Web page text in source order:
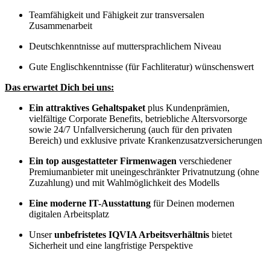
Teamfähigkeit und Fähigkeit zur transversalen
Zusammenarbeit
Deutschkenntnisse auf muttersprachlichem Niveau
Gute Englischkenntnisse (für Fachliteratur) wünschenswert
Das erwartet Dich bei uns:
Ein attraktives Gehaltspaket plus Kundenprämien,
vielfältige Corporate Benefits, betriebliche Altersvorsorge
sowie 24/7 Unfallversicherung (auch für den privaten
Bereich) und exklusive private Krankenzusatzversicherungen
Ein top ausgestatteter Firmenwagen verschiedener
Premiumanbieter mit uneingeschränkter Privatnutzung (ohne
Zuzahlung) und mit Wahlmöglichkeit des Modells
Eine moderne IT-Ausstattung für Deinen modernen
digitalen Arbeitsplatz
Unserunbefristetes IQVIA Arbeitsverhältnis bietet
Sicherheit und eine langfristige Perspektive